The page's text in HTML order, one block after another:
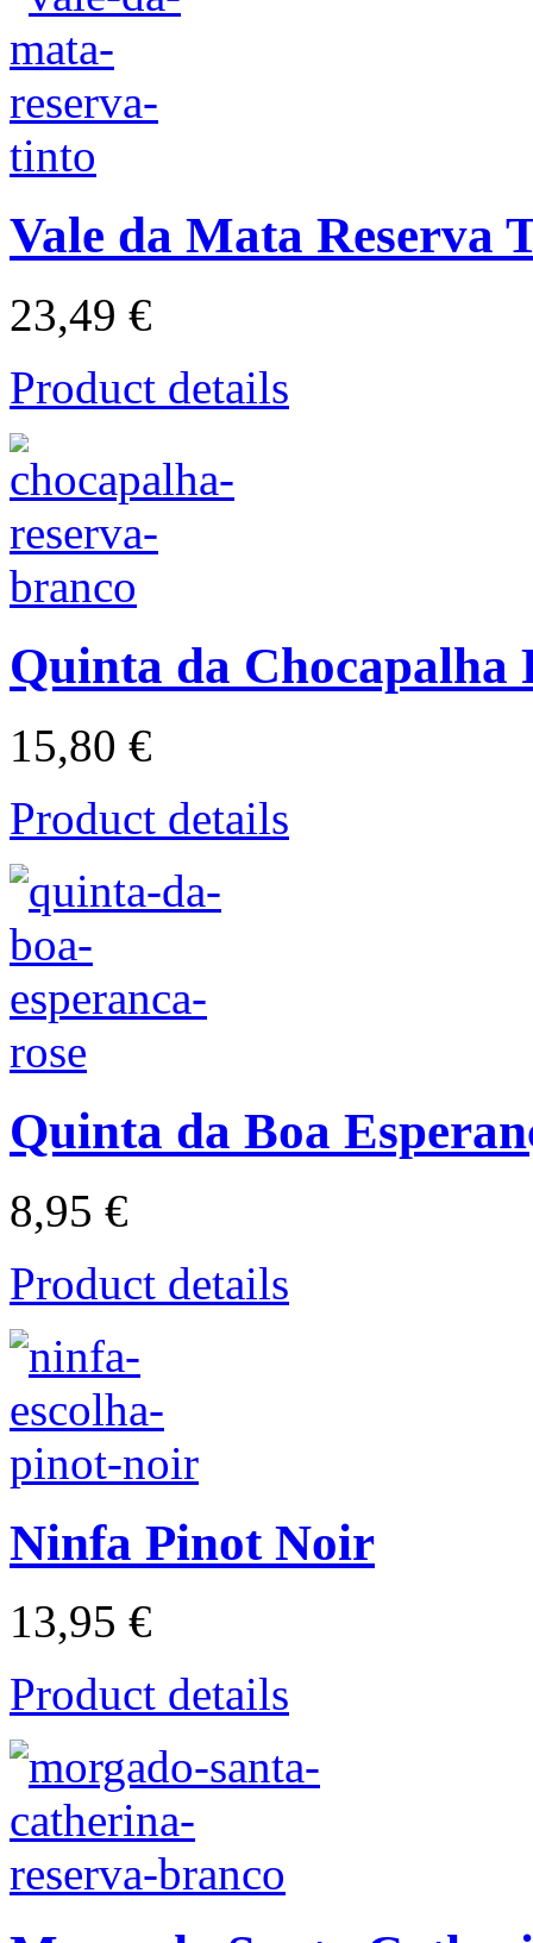
Vale da Mata Reserva
23,49 €
Product details
Quinta da Chocapalha
15,80 €
Product details
Quinta da Boa
8,95 €
Product details
Ninfa Pinot Noir
13,95 €
Product details